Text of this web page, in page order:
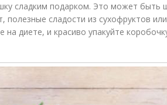
сладким подарком. Это может быть
сладости из сухофруктов
диете, и красиво упакуйте